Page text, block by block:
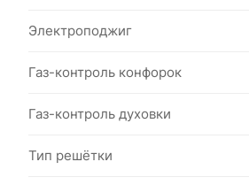
Электроподжиг
Газ-контроль конфорок
Газ-контроль духовки
Тип решётки